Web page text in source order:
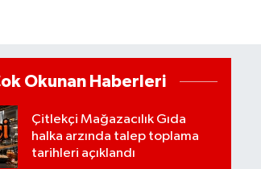
Okunan Haberleri
Çitlekçi Mağazacılık Gıda
halka arzında talep toplama
tarihleri açıklandı